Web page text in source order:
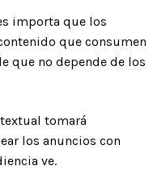
importa que los
que consumen
que no depende de los
tomará
los anuncios con
ve.